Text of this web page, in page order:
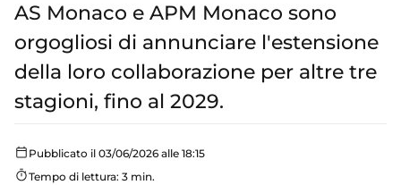
AS Monaco e APM Monaco sono
orgogliosi di annunciare l'estensione
della loro collaborazione per altre tre
stagioni, fino al 2029.
Pubblicato il 03/06/2026 alle 18:15
Tempo di lettura: 3 min.